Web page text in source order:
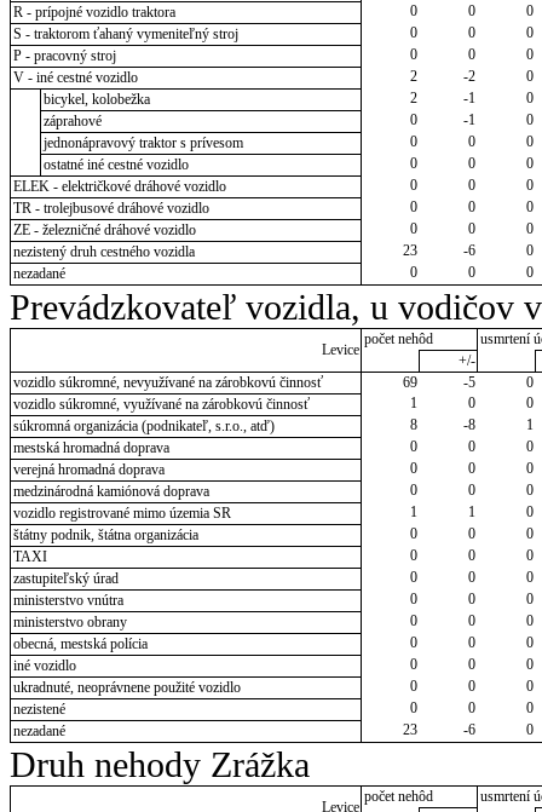
R - prípojné vozidlo traktora
0 0
0
S - traktorom ťahaný vymeniteľný stroj
0 0
0
P - pracovný stroj
0 0
0
V - iné cestné vozidlo
2 -2
0
bicykel, kolobežka
2 -1
0
záprahové
0 -1
0
jednonápravový traktor s prívesom
0 0
0
ostatné iné cestné vozidlo
0 0
0
ELEK - električkové dráhové vozidlo
0 0
0
TR - trolejbusové dráhové vozidlo
0 0
0
ZE - železničné dráhové vozidlo
0 0
0
nezistený druh cestného vozidla
23 -6
0
nezadané
0 0 0
Prevádzkovateľ vozidla, u vodičov
Levice
počet nehôd
usmrtení
+/-
vozidlo súkromné, nevyužívané na zárobkovú činnosť
69 -5
0
vozidlo súkromné, využívané na zárobkovú činnosť
1 0
0
súkromná organizácia (podnikateľ, s.r.o., atď)
8 -8
1
mestská hromadná doprava
0 0
0
verejná hromadná doprava
0 0
0
medzinárodná kamiónová doprava
0 0
0
vozidlo registrované mimo územia SR
1 1
0
štátny podnik, štátna organizácia
0 0
0
TAXI
0 0
0
zastupiteľský úrad
0 0
0
ministerstvo vnútra
0 0
0
ministerstvo obrany
0 0
0
obecná, mestská polícia
0 0
0
iné vozidlo
0 0
0
ukradnuté, neoprávnene použité vozidlo
0 0
0
nezistené
0 0
0
nezadané
23 -6 0
Druh nehody Zrážka
Levice
počet nehôd
usmrtení